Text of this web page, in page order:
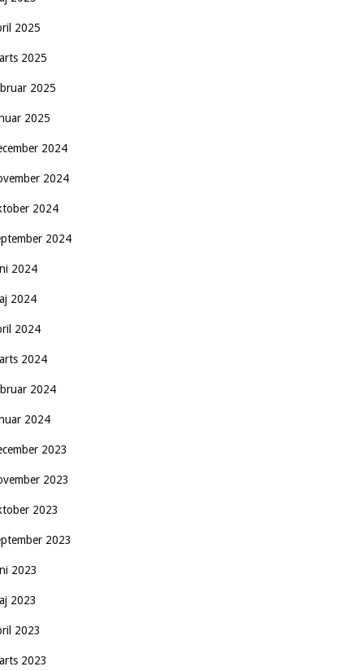
2025
2025
2025
2025
2024
2024
2024
2024
2024
2024
2024
2024
2024
2024
2023
2023
2023
2023
2023
2023
2023
2023